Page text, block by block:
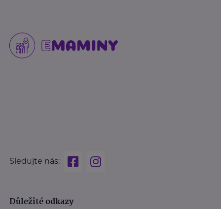
Sledujte nás:
Důležité odkazy